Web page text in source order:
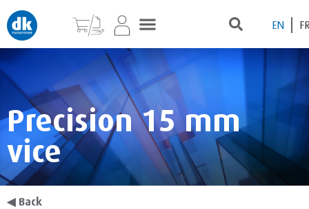
EN
Precision 15 mm
vice
◀ Back